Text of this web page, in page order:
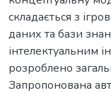
складається з
даних та бази
інтелектуальним
розроблено
Запропонована